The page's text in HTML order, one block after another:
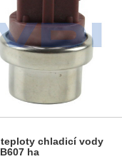
teploty chladicí vody
ha